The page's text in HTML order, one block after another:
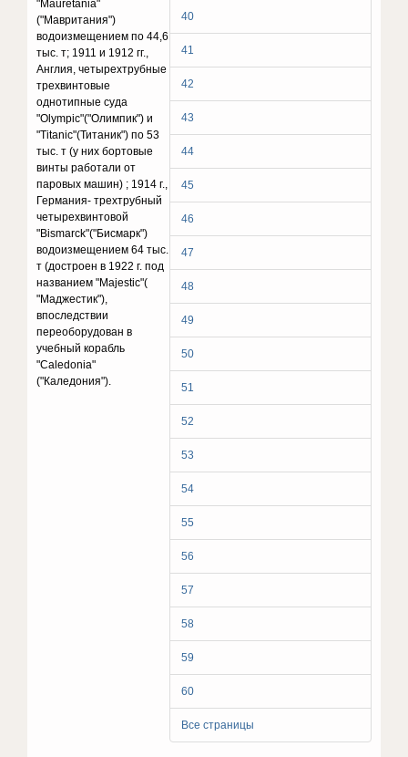
40
41
42
43
44
45
46
47
48
49
50
51
52
53
54
55
56
57
58
59
60
Все страницы
"Mauretania"
("Мавритания")
водоизмещением по 44,6
тыс. т; 1911 и 1912 гг.,
Англия, четырехтрубные
трехвинтовые
однотипные суда
"Olympic"("Олимпик") и
"Titanic"(Титаник") по 53
тыс. т (у них бортовые
винты работали от
паровых машин) ; 1914 г.,
Германия- трехтрубный
четырехвинтовой
"Bismarck"("Бисмарк")
водоизмещением 64 тыс.
т (достроен в 1922 г. под
названием "Majestic"(
"Маджестик"),
впоследствии
переоборудован в
учебный корабль
"Caledonia"
("Каледония").